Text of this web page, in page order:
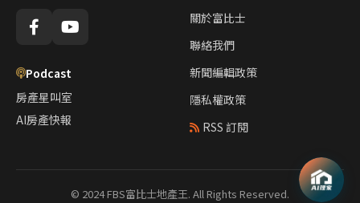
Podcast
房產星叫室
AI房產快報
關於富比士
聯絡我們
新聞編輯政策
隱私權政策
RSS 訂閱
© 2024 FBS富比士地產王. All Rights Reserved.